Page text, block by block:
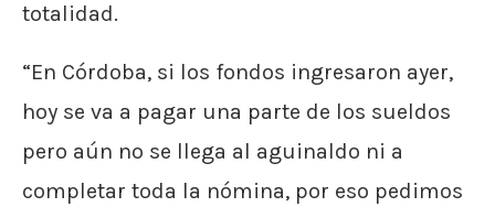
totalidad.
“En Córdoba, si los fondos ingresaron ayer,
hoy se va a pagar una parte de los sueldos
pero aún no se llega al aguinaldo ni a
completar toda la nómina, por eso pedimos